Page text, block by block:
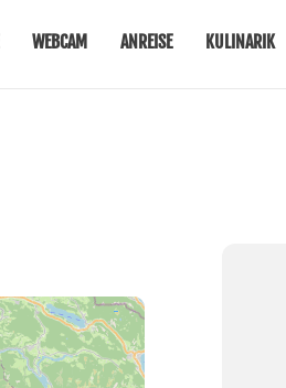
WEBCAM ANREISE KULINARIK